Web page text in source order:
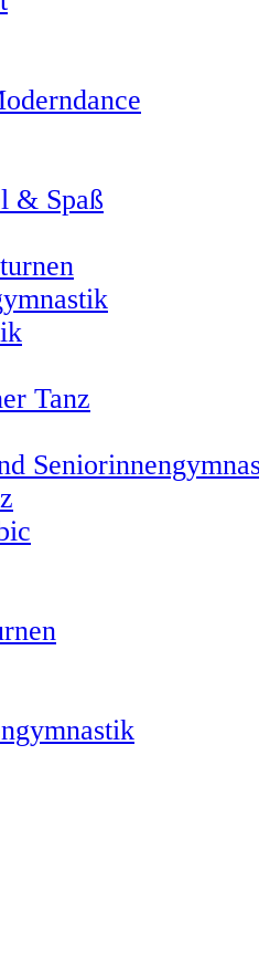
& Spaß
Tanz